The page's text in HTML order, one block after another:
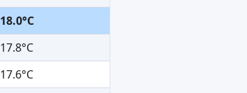
18.0°C
17.8°C
17.6°C